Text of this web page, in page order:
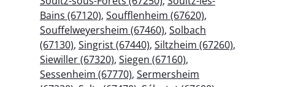
Bains (67120), Soufflenheim (67620),
Souffelweyersheim (67460), Solbach
(67130), Singrist (67440), Siltzheim (67260),
Siewiller (67320), Siegen (67160),
Sessenheim (67770), Sermersheim